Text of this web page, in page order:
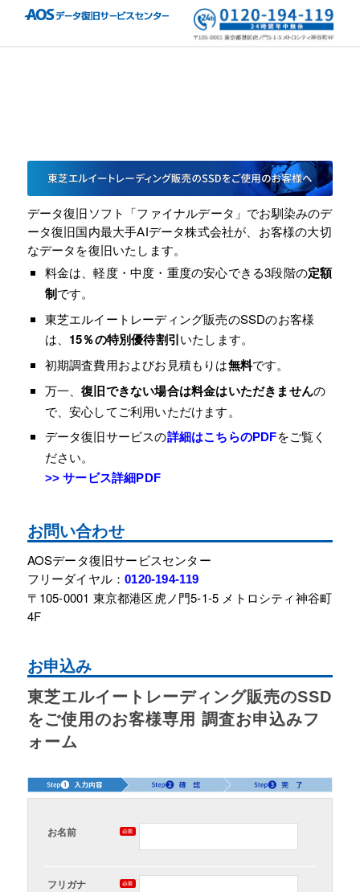
データ復旧ソフト「ファイナルデータ」でお馴染みのデ
ータ復旧国内最大手AIデータ株式会社が、お客様の大切
なデータを復旧いたします。
料金は、軽度・中度・重度の安心できる3段階の定額
制です。
東芝エルイートレーディング販売のSSDのお客様
は、 15％の特別優待割引いたします。
初期調査費用およびお見積もりは無料です。
万一、復旧できない場合は料金はいただきませんの
で、安心してご利用いただけます。
データ復旧サービスの詳細はこちらのPDFをご覧く
ださい。
>> サービス詳細PDF
お問い合わせ
AOSデータ復旧サービスセンター
フリーダイヤル：0120-194-119
〒105-0001 東京都港区虎ノ門5-1-5 メトロシティ神谷町
4F
お申込み
東芝エルイートレーディング販売のSSD
をご使用のお客様専用 調査お申込みフ
ォーム
お名前
フリガナ